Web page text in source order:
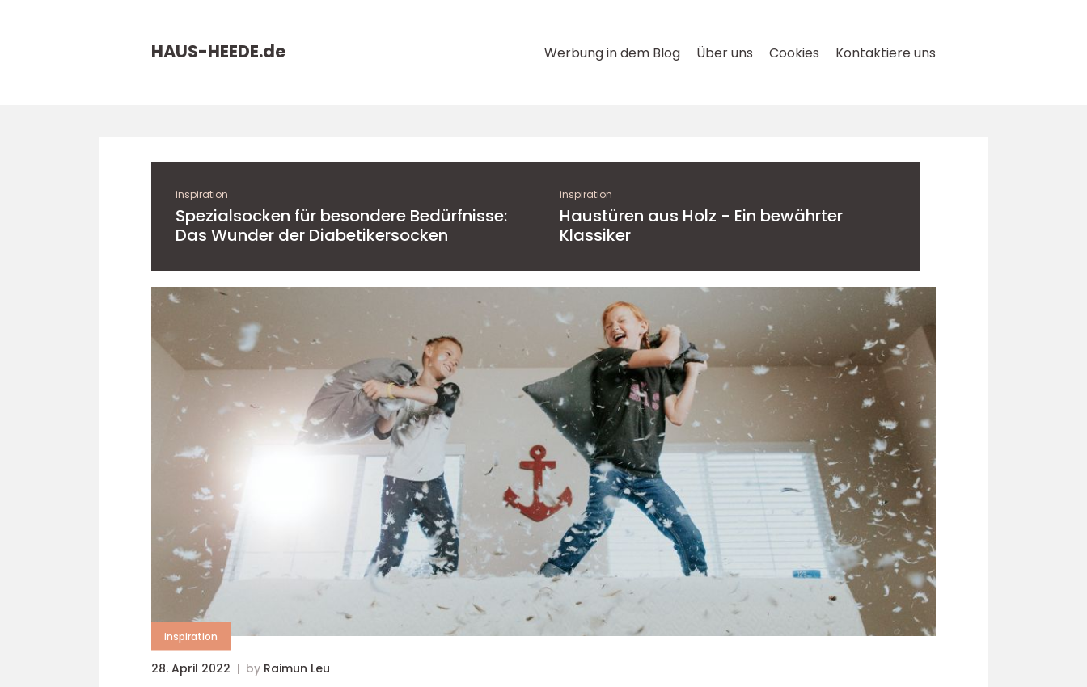
HAUS-HEEDE.de Werbung in dem Blog Über uns Cookies Kontaktiere uns
inspiration
Spezialsocken für besondere Bedürfnisse:
Das Wunder der Diabetikersocken
inspiration
Haustüren aus Holz - Ein bewährter
Klassiker
inspiration
28. April 2022 by Raimun Leu